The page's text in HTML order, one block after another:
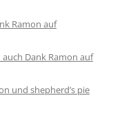
Ramon auf
Dank Ramon auf
und shepherd’s pie